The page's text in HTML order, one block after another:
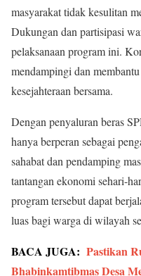
masyarakat tidak kesulitan
Dukungan dan partisipasi
pelaksanaan program ini.
mendampingi dan
kesejahteraan bersama.
Dengan penyaluran beras
hanya berperan sebagai
sahabat dan pendamping
tantangan ekonomi sehari-
program tersebut dapat
luas bagi warga di wilayah
BACA JUGA: Pastikan
Bhabinkamtibmas Desa